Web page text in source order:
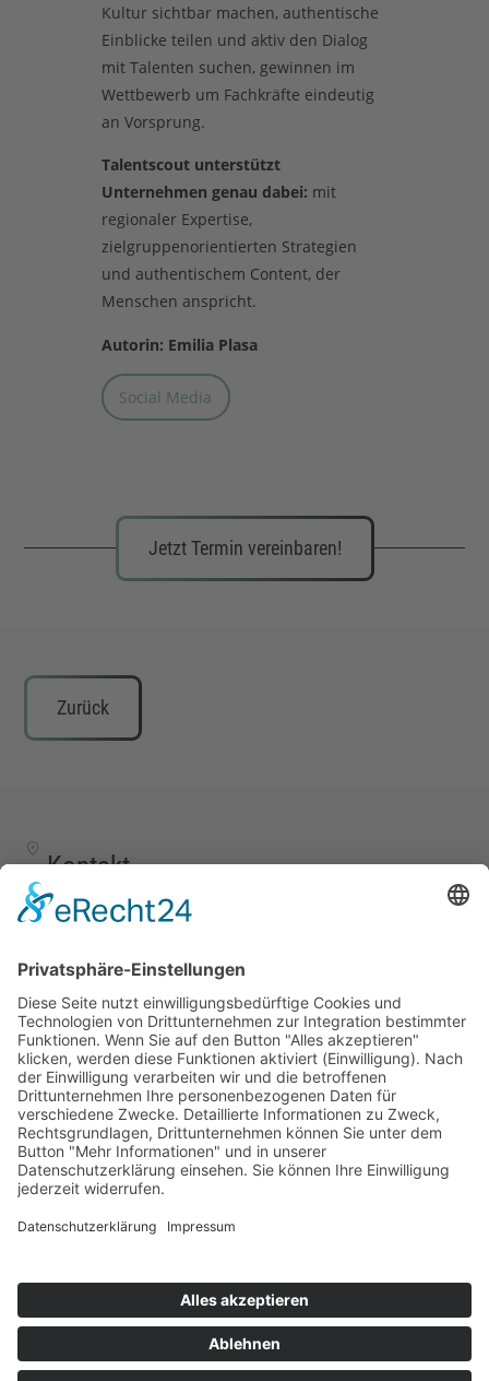
Kultur sichtbar machen, authentische
Einblicke teilen und aktiv den Dialog
mit Talenten suchen, gewinnen im
Wettbewerb um Fachkräfte eindeutig
an Vorsprung.
Talentscout unterstützt
Unternehmen genau dabei: mit
regionaler Expertise,
zielgruppenorientierten Strategien
und authentischem Content, der
Menschen anspricht.
Autorin: Emilia Plasa
Social Media
Jetzt Termin vereinbaren!
Zurück
Kontakt
TALENTSCOUT CONSULTING GmbH
57258 Freudenberg
+49 (0) 15117609865
office(at)talentscout.de
Social
© 2026 Talentscout Consulting GmbH
Sitemap